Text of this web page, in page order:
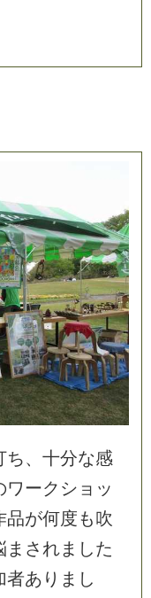
ち、 十分な感
ワーク シ ョ ッ
品が何度も吹
ま さ れま した
者あ り ま し